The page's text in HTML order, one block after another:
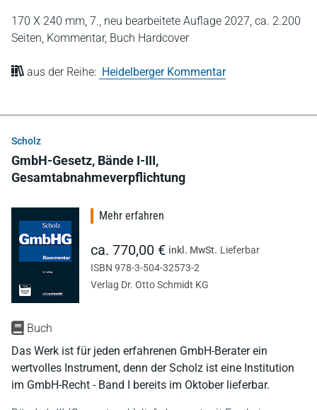
170 X 240 mm, 7., neu bearbeitete Auflage 2027, ca. 2.200
Seiten, Kommentar, Buch Hardcover
aus der Reihe: Heidelberger Kommentar
Scholz
GmbH-Gesetz, Bände I-III,
Gesamtabnahmeverpflichtung
Buch
Das Werk ist für jeden erfahrenen GmbH-Berater ein
wertvolles Instrument, denn der Scholz ist eine Institution
im GmbH-Recht - Band I bereits im Oktober lieferbar.
Mehr erfahren
ca. 770,00 € inkl. MwSt. Lieferbar
ISBN 978-3-504-32573-2
Verlag Dr. Otto Schmidt KG